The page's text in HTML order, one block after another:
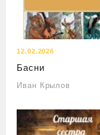
12.02.2026
Басни
Иван Крылов